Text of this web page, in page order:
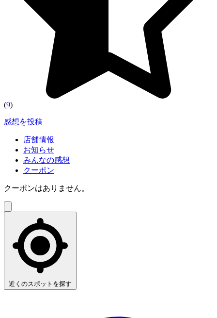
(9)
感想を投稿
店舗情報
お知らせ
みんなの感想
クーポン
クーポンはありません。
近くのスポットを探す